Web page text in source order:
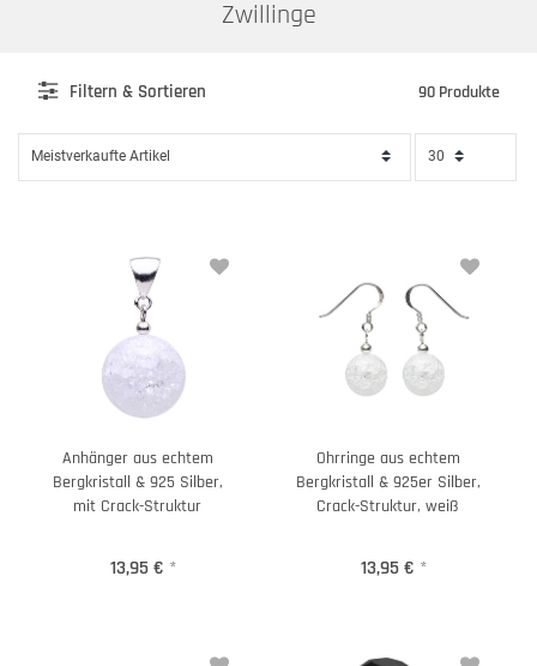
Zwillinge
Filtern & Sortieren 90 Produkte
Anhänger aus echtem
Bergkristall & 925 Silber,
mit Crack-Struktur
13,95 € *
Ohrringe aus echtem
Bergkristall & 925er Silber,
Crack-Struktur, weiß
13,95 € *